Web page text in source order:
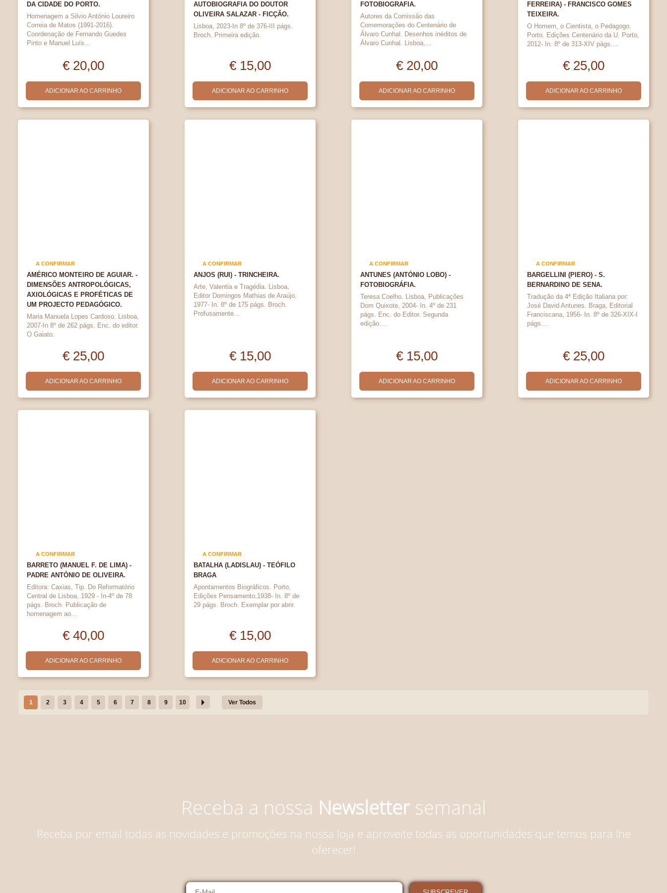
DA CIDADE DO PORTO.
Homenagem a Silvio António Loureiro
Correia de Matos (1991-2016).
Coordenação de Fernando Guedes
Pinto e Manuel Luís...
€ 20,00
ADICIONAR AO CARRINHO
AUTOBIOGRAFIA DO DOUTOR
OLIVEIRA SALAZAR - FICÇÃO.
Lisboa, 2023-In 8º de 376-III págs.
Broch. Primeira edição.
€ 15,00
ADICIONAR AO CARRINHO
FOTOBIOGRAFIA.
Autores da Comissão das
Comemorações do Centenário de
Álvaro Cunhal. Desenhos inéditos de
Álvaro Cunhal. Lisboa,...
€ 20,00
ADICIONAR AO CARRINHO
FERREIRA) - FRANCISCO GOMES
TEIXEIRA.
O Homem, o Cientista, o Pedagogo.
Porto. Edições Centenário da U. Porto,
2012- In. 8º de 313-XIV págs....
€ 25,00
ADICIONAR AO CARRINHO
A CONFIRMAR
AMÉRICO MONTEIRO DE AGUIAR. -
DIMENSÕES ANTROPOLÓGICAS,
AXIOLÓGICAS E PROFÉTICAS DE
UM PROJECTO PEDAGÓGICO.
Maria Manuela Lopes Cardoso. Lisboa,
2007-In 8º de 262 págs. Enc. do editor.
O Gaiato.
€ 25,00
ADICIONAR AO CARRINHO
A CONFIRMAR
ANJOS (RUI) - TRINCHEIRA.
Arte, Valentia e Tragédia. Lisboa,
Editor Domingos Mathias de Araújo,
1977- In. 8º de 175 págs. Broch.
Profusamente...
€ 15,00
ADICIONAR AO CARRINHO
A CONFIRMAR
ANTUNES (ANTÓNIO LOBO) -
FOTOBIOGRÁFIA.
Teresa Coelho. Lisboa, Publicações
Dom Quixote, 2004- In. 4º de 231
págs. Enc. do Editor. Segunda
edição....
€ 15,00
ADICIONAR AO CARRINHO
A CONFIRMAR
BARGELLINI (PIERO) - S.
BERNARDINO DE SENA.
Tradução da 4ª Edição Italiana por:
José David Antunes. Braga, Editorial
Franciscana, 1956- In. 8º de 326-XIX-I
págs....
€ 25,00
ADICIONAR AO CARRINHO
A CONFIRMAR
BARRETO (MANUEL F. DE LIMA) -
PADRE ANTÓNIO DE OLIVEIRA.
Editora: Caxias, Tip. Do Reformatório
Central de Lisboa, 1929 - In-4º de 78
págs. Broch. Publicação de
homenagem ao...
€ 40,00
ADICIONAR AO CARRINHO
A CONFIRMAR
BATALHA (LADISLAU) - TEÓFILO
BRAGA
Apontamentos Biográficos. Porto,
Edições Pensamento,1938- In. 8º de
29 págs. Broch. Exemplar por abrir.
€ 15,00
ADICIONAR AO CARRINHO
1 2 3 4 5 6 7 8 9 10 Ver Todos
Receba a nossa Newslettersemanal
Receba por email todas as novidades e promoções na nossa loja e aproveite todas as oportunidades que temos para lhe
oferecer!